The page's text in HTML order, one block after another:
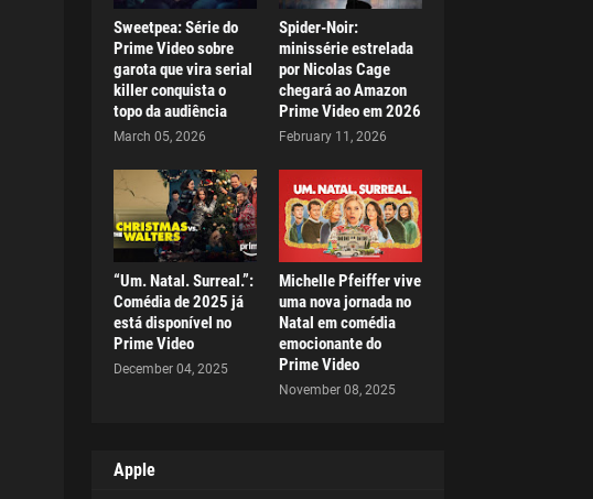
Sweetpea: Série do
Prime Video sobre
garota que vira serial
killer conquista o
topo da audiência
March 05, 2026
Spider-Noir:
minissérie estrelada
por Nicolas Cage
chegará ao Amazon
Prime Video em 2026
February 11, 2026
“Um. Natal. Surreal.”:
Comédia de 2025 já
está disponível no
Prime Video
December 04, 2025
Michelle Pfeiffer vive
uma nova jornada no
Natal em comédia
emocionante do
Prime Video
November 08, 2025
Apple